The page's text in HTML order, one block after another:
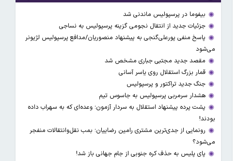
بیفوما در پرسپولیس ماندنی شد
جزئیات جدید از انتقال نجومی گزینه پرسپولیس به نساجی
پاسخ منفی پورعلی‌گنجی به پیشنهاد منصوریان/مدافع پرسپولیس لژیونر
می‌شود
مقصد جدید مجتبی جباری مشخص شد
قمار بزرگ استقلال روی یاسر آسانی
جنگ جدید تراکتور و پرسپولیس
هشدار سرمربی پرسپولیس به جاسوس تیم
پشت پرده پیشنهاد استقلال به سردار آزمون؛ وعده‌ای که به سهراب داده
بودند!
رونمایی از جدی‌ترین مشتری رامین رضاییان؛ بمب نقل‌وانتقالات منفجر
می‌شود؟
پای پلیس به حذف کره جنوبی از جام جهانی باز شد!